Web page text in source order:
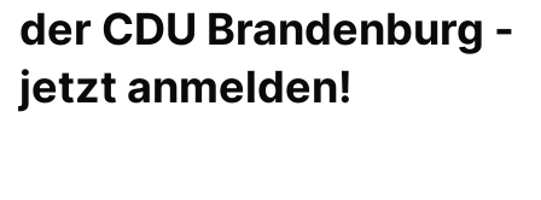
LANDESVORSTAND
LANDESGESCHÄFTSSTELLE
ORGANISATION
KREISVERBÄNDE
der CDU Brandenburg -
jetzt anmelden!